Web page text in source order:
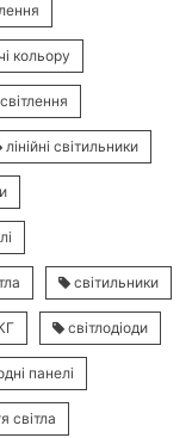
кольору
лінійні світильники
світильники
світлодіоди
панелі
світла